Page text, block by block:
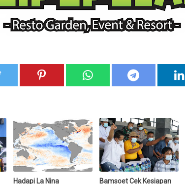
Hadapi La Nina
Bamsoet Cek Kesiapan